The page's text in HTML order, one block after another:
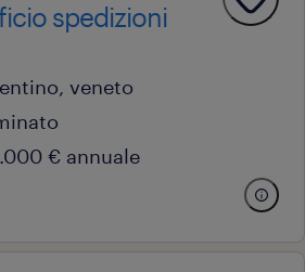
spedizioni
veneto
€ annuale